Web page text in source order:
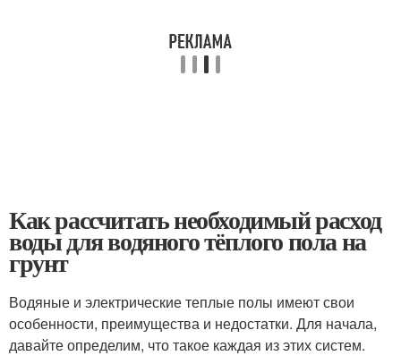
Как рассчитать необходимый расход
воды для водяного тёплого пола на
грунт
Водяные и электрические теплые полы имеют свои
особенности, преимущества и недостатки. Для начала,
давайте определим, что такое каждая из этих систем.